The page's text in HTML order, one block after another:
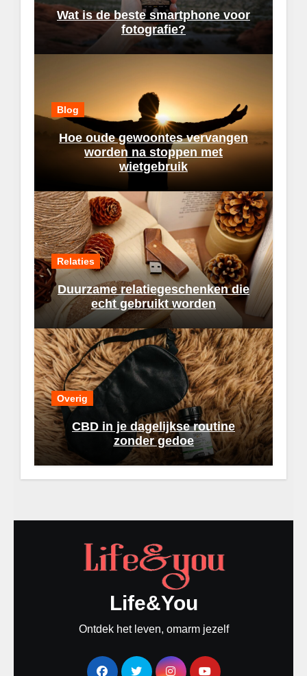
Wat is de beste smartphone voor
fotografie?
Blog
Hoe oude gewoontes vervangen
worden na stoppen met
wietgebruik
Relaties
Duurzame relatiegeschenken die
echt gebruikt worden
Overig
CBD in je dagelijkse routine
zonder gedoe
Life&You
Ontdek het leven, omarm jezelf